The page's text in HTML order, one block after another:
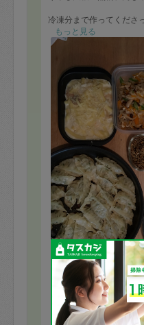
冷凍分まで作ってくださ
思います。
うちのロースターの余熱
ごうと思っている間に焦
その他美味しく頂いたの
ごちそうさまでした。
もっと見る
※